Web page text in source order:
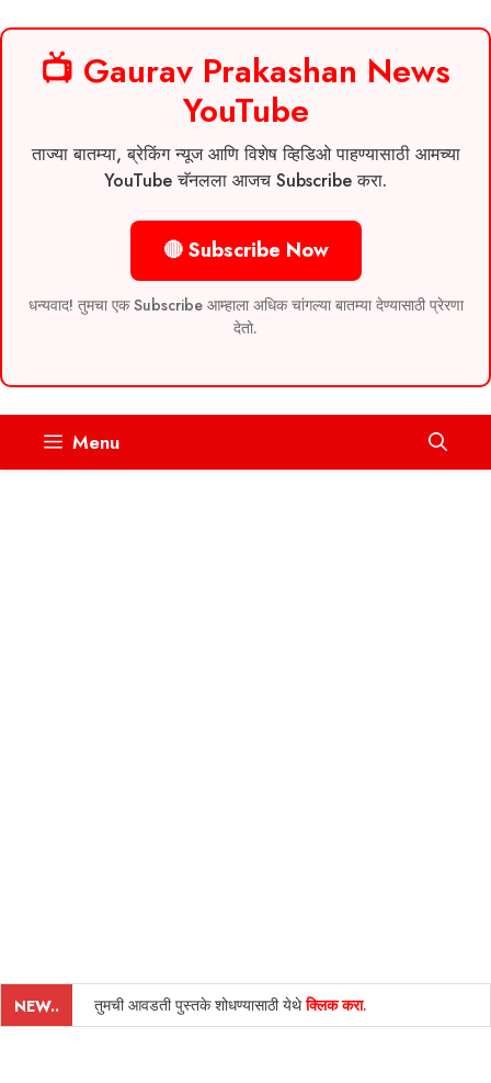
📺 Gaurav Prakashan News
YouTube
ताज्या बातम्या, ब्रेकिंग न्यूज आणि विशेष व्हिडिओ पाहण्यासाठी आमच्या
YouTube चॅनलला आजच Subscribe करा.
🔴 Subscribe Now
धन्यवाद! तुमचा एक Subscribe आम्हाला अधिक चांगल्या बातम्या देण्यासाठी प्रेरणा
देतो.
Menu
NEW.. तुमची आवडती पुस्तके शोधण्यासाठी येथेक्लिक करा.